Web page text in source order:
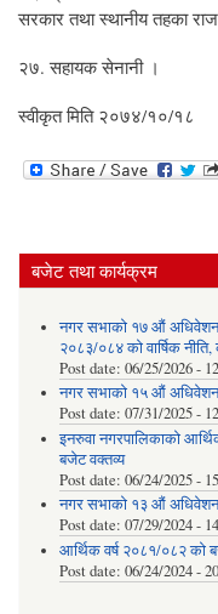
सरकार तथा स्थानीय तहका
२७. सहायक सेनानी ।
स्वीकृत मिति २०७४/१०/१८
बजेट तथा कार्यक्रम
नगर सभाको १७ औं
२०८३/०८४ को वार्षिक
Post date: 06/25/2026 -
नगर सभाको १५ औं
Post date: 07/31/2025 -
इनरुवा नगरपालिकाको
बजेट वक्तव्य
Post date: 06/24/2025 -
नगर सभाको १३ औं
Post date: 07/29/2024 -
आर्थिक वर्ष २०८१/०८२ को
Post date: 06/24/2024 -